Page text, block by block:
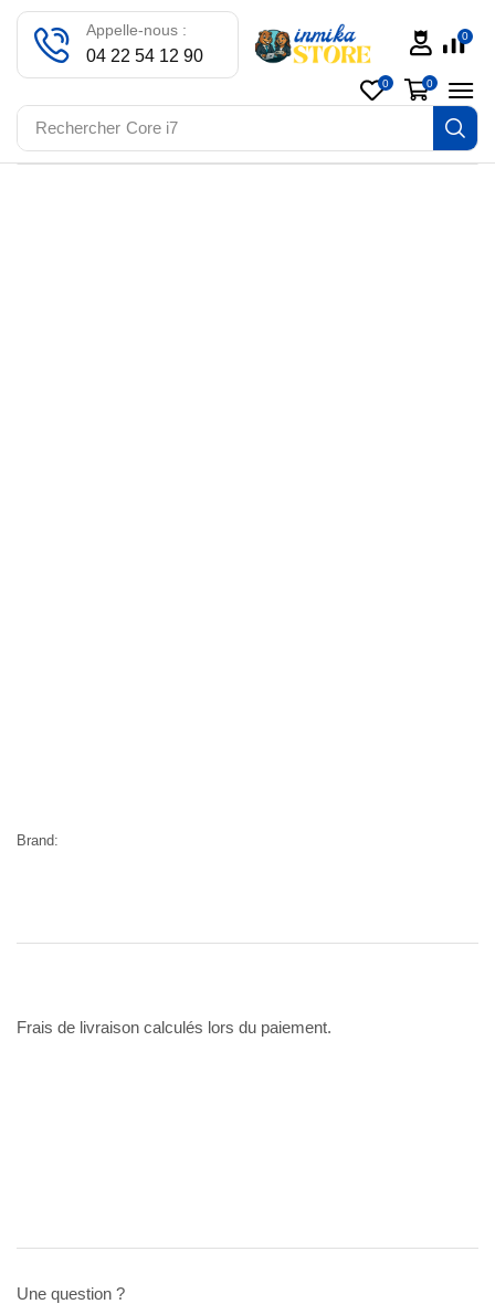
Rechercher Core i7
Appelle-nous :
04 22 54 12 90
0
0 0
Brand:
Frais de livraison calculés lors du paiement.
Une question ?